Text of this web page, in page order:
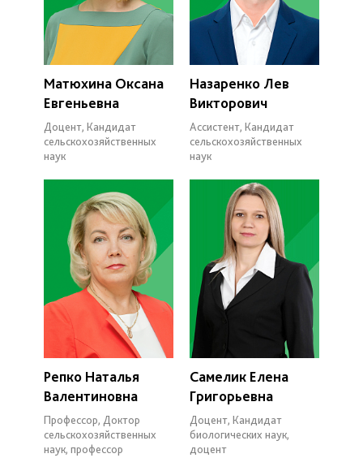
Матюхина Оксана
Евгеньевна
Доцент, Кандидат
сельскохозяйственных
наук
Назаренко Лев
Викторович
Ассистент, Кандидат
сельскохозяйственных
наук
Репко Наталья
Валентиновна
Профессор, Доктор
сельскохозяйственных
наук, профессор
Самелик Елена
Григорьевна
Доцент, Кандидат
биологических наук,
доцент